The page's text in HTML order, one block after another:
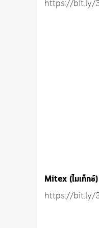
https://bit.ly/
Mitex (ไมเท็กซ์
https://bit.ly/